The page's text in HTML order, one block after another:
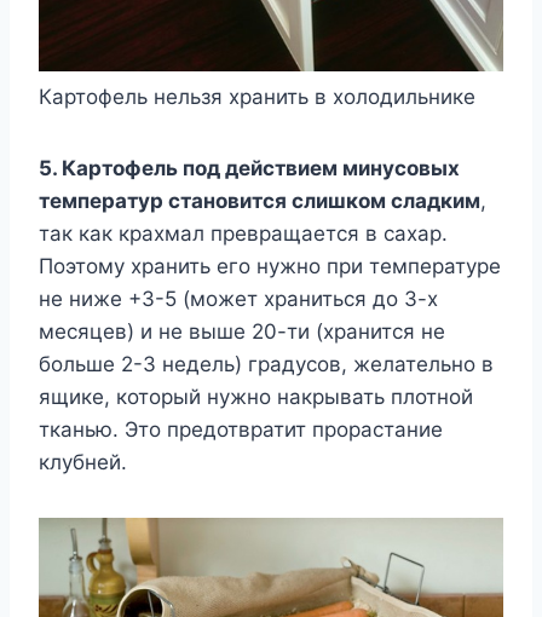
Картофель нельзя хранить в холодильнике
5. Картофель под действием минусовых
температур становится слишком сладким,
так как крахмал превращается в сахар.
Поэтому хранить его нужно при температуре
не ниже +3-5 (может храниться до 3-х
месяцев) и не выше 20-ти (хранится не
больше 2-3 недель) градусов, желательно в
ящике, который нужно накрывать плотной
тканью. Это предотвратит прорастание
клубней.